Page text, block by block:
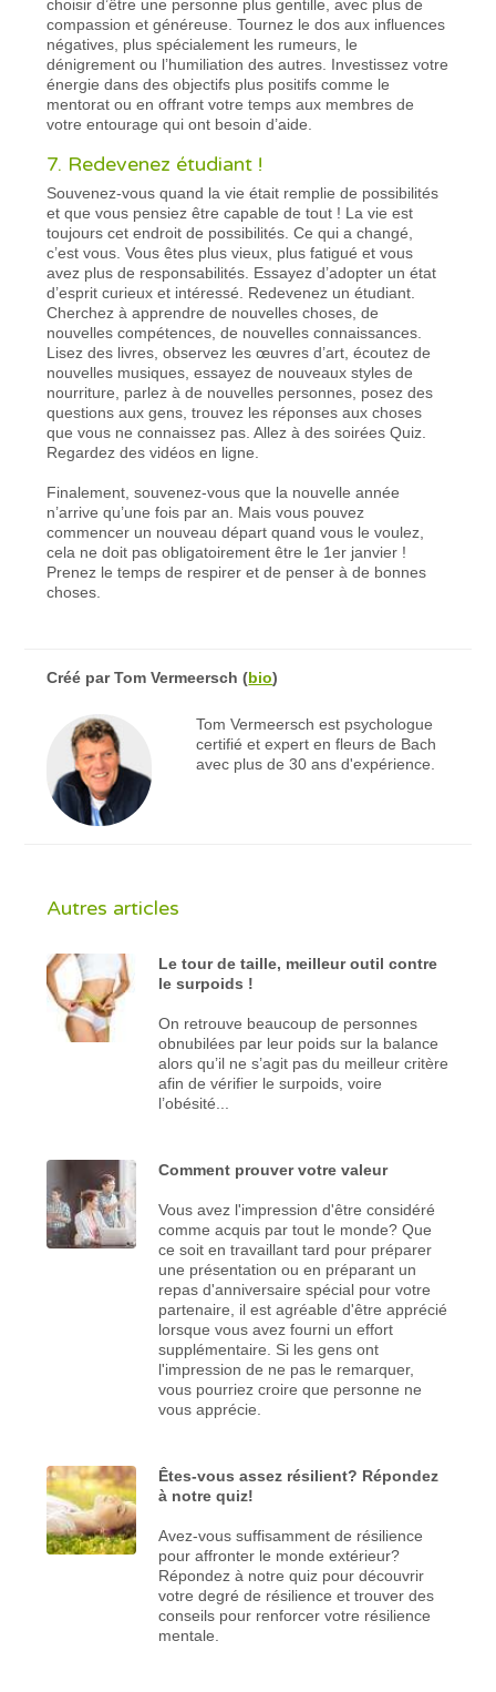
choisir d’être une personne plus gentille, avec plus de
compassion et généreuse. Tournez le dos aux influences
négatives, plus spécialement les rumeurs, le
dénigrement ou l’humiliation des autres. Investissez votre
énergie dans des objectifs plus positifs comme le
mentorat ou en offrant votre temps aux membres de
votre entourage qui ont besoin d’aide.
7. Redevenez étudiant !
Souvenez-vous quand la vie était remplie de possibilités
et que vous pensiez être capable de tout ! La vie est
toujours cet endroit de possibilités. Ce qui a changé,
c’est vous. Vous êtes plus vieux, plus fatigué et vous
avez plus de responsabilités. Essayez d’adopter un état
d’esprit curieux et intéressé. Redevenez un étudiant.
Cherchez à apprendre de nouvelles choses, de
nouvelles compétences, de nouvelles connaissances.
Lisez des livres, observez les œuvres d’art, écoutez de
nouvelles musiques, essayez de nouveaux styles de
nourriture, parlez à de nouvelles personnes, posez des
questions aux gens, trouvez les réponses aux choses
que vous ne connaissez pas. Allez à des soirées Quiz.
Regardez des vidéos en ligne.
Finalement, souvenez-vous que la nouvelle année
n’arrive qu’une fois par an. Mais vous pouvez
commencer un nouveau départ quand vous le voulez,
cela ne doit pas obligatoirement être le 1er janvier !
Prenez le temps de respirer et de penser à de bonnes
choses.
Créé parTom Vermeersch (bio)
Tom Vermeersch est psychologue
certifié et expert en fleurs de Bach
avec plus de 30 ans d'expérience.
Autres articles
Le tour de taille, meilleur outil contre
le surpoids !
On retrouve beaucoup de personnes
obnubilées par leur poids sur la balance
alors qu’il ne s’agit pas du meilleur critère
afin de vérifier le surpoids, voire
l’obésité...
Comment prouver votre valeur
Vous avez l'impression d'être considéré
comme acquis par tout le monde? Que
ce soit en travaillant tard pour préparer
une présentation ou en préparant un
repas d'anniversaire spécial pour votre
partenaire, il est agréable d'être apprécié
lorsque vous avez fourni un effort
supplémentaire. Si les gens ont
l'impression de ne pas le remarquer,
vous pourriez croire que personne ne
vous apprécie.
Êtes-vous assez résilient? Répondez
à notre quiz!
Avez-vous suffisamment de résilience
pour affronter le monde extérieur?
Répondez à notre quiz pour découvrir
votre degré de résilience et trouver des
conseils pour renforcer votre résilience
mentale.